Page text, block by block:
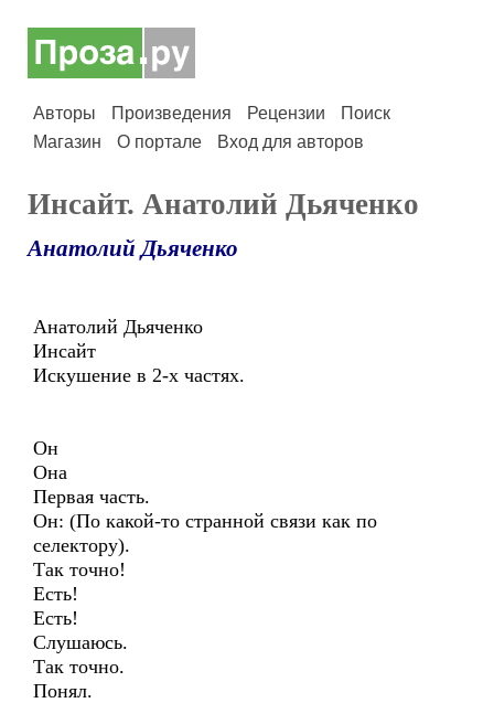
Авторы Произведения Рецензии
Поиск
Магазин
О портале Вход для авторов
Инсайт. Анатолий Дьяченко
Анатолий Дьяченко
Анатолий Дьяченко
Инсайт
Искушение в 2-х частях.
Он
Она
Первая часть.
Он: (По какой-то странной связи как по
селектору).
Так точно!
Есть!
Есть!
Слушаюсь.
Так точно.
Понял.